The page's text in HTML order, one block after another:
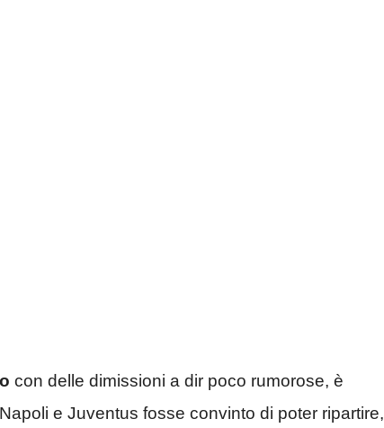
con delle dimissioni a dir poco rumorose, è
e Juventus fosse convinto di poter ripartire,